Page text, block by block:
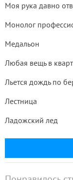
Моя рука давно
Монолог
Медальон
Любая вещь в
Льется дождь по
Лестница
Ладожский лед